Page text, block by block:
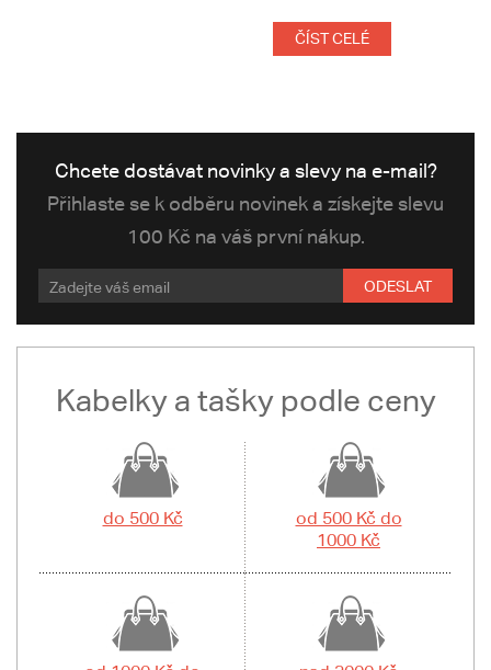
ČÍST CELÉ
Chcete dostávat novinky a slevy na e-mail?
Přihlaste se k odběru novinek a získejte slevu
100 Kč na váš první nákup.
ODESLAT
Kabelky a tašky podle ceny
do 500 Kč
od 500 Kč do
1000 Kč